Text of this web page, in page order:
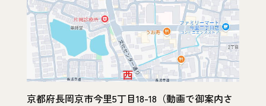
京都府長岡京市今里5丁目18-18（動画で御案内さ